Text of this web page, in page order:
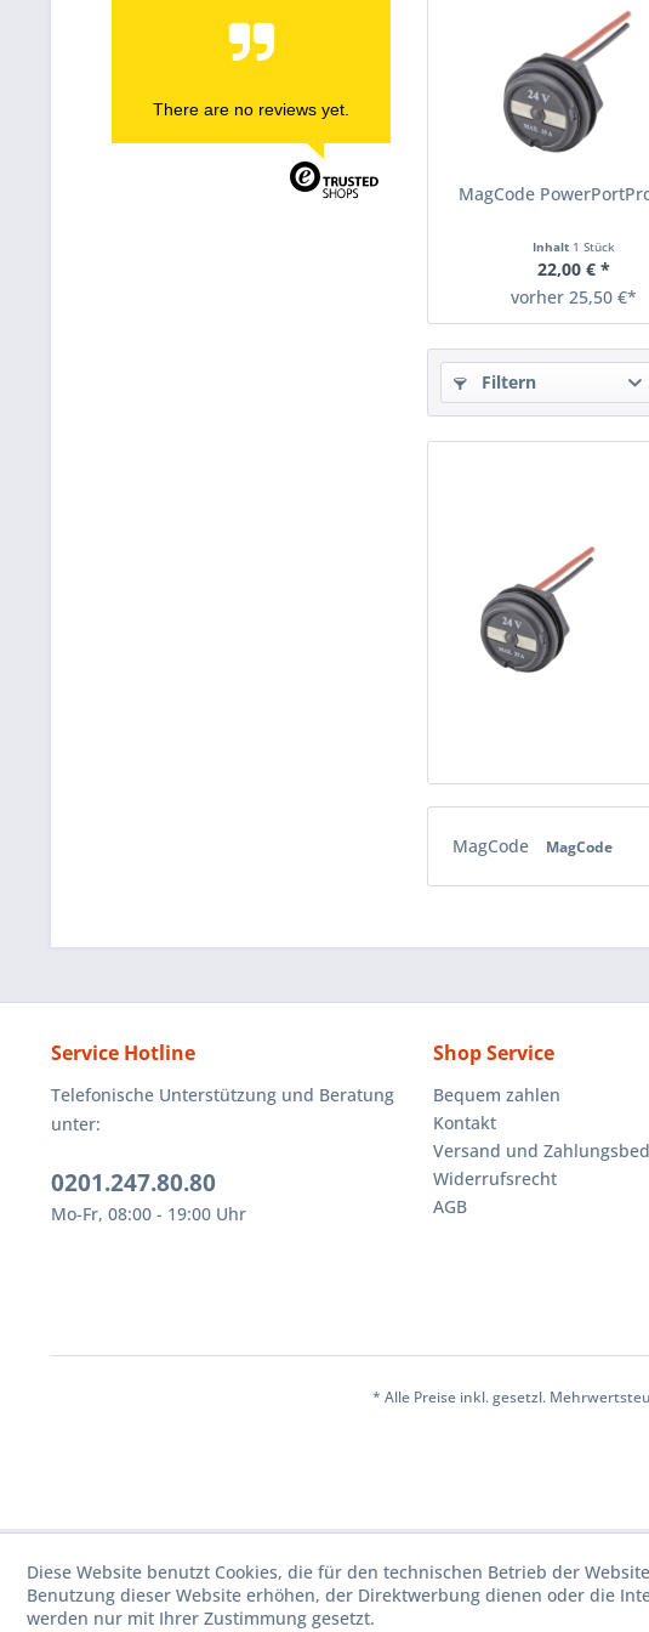
There are no reviews yet.
MagCode
Inhalt 1 Stück
22,00 € *
vorher 25,50 €*
Filtern
MagCode MagCode
Service Hotline
Telefonische Unterstützung und Beratung
unter:
0201.247.80.80
Mo-Fr, 08:00 - 19:00 Uhr
Shop Service
Bequem zahlen
Kontakt
Versand und
Widerrufsrecht
AGB
* Alle Preise inkl. gesetzl.
Diese Website benutzt Cookies, die für den technischen Betrieb der
Benutzung dieser Website erhöhen, der Direktwerbung dienen oder die
werden nur mit Ihrer Zustimmung gesetzt.